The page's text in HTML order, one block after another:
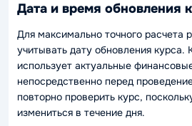
Дата и время обновления
Для максимально точного расчета
учитывать дату обновления курса.
использует актуальные
непосредственно перед
повторно проверить курс,
измениться в течение дня.